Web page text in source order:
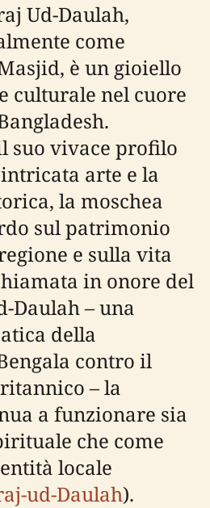
Ud-Daulah,
come
è un gioiello
culturale nel cuore
suo vivace profilo
arte e la
la moschea
sul patrimonio
e sulla vita
in onore del
Daulah – una
della
contro il
– la
a funzionare sia
che come
locale
ud-Daulah).